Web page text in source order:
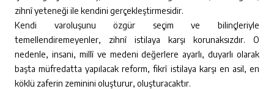
zihnî yeteneği ile kendini gerçekleştirmesidir.
Kendi varoluşunu özgür seçim ve bilinçleriyle
temellendiremeyenler, zihnî istilaya karşı korunaksızdır. O
nedenle, insani, millî ve medeni değerlere ayarlı, duyarlı olarak
başta müfredatta yapılacak reform, fikrî istilaya karşı en asil, en
köklü zaferin zeminini oluşturur, oluşturacaktır.